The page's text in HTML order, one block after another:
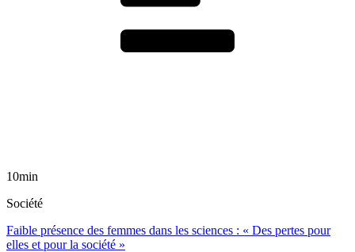
10min
Société
Faible présence des femmes dans les sciences : « Des pertes pour
elles et pour la société »